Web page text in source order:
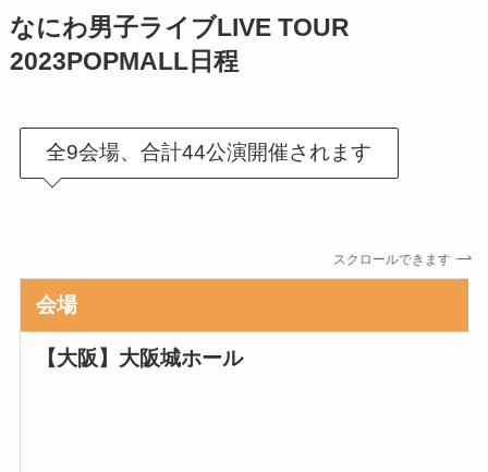
なにわ男子ライブLIVE TOUR
2023POPMALL日程
全9会場、合計44公演開催されます
スクロールできます
会場
【大阪】 大阪城ホール